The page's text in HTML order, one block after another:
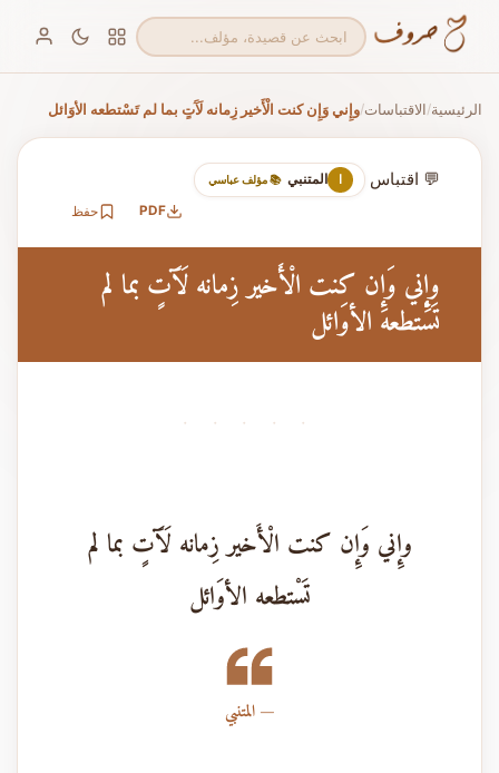
الرئيسية/الاقتباسات/وإِني وَإِن كنت الْأَخير زِمانه لَآَتٍ بما لم تَسْتطعه الأوَائل
💬 اقتباس ا المتنبي 📚 مؤلف عباسي
PDF حفظ
وإِني وَإِن كنت الْأَخير زِمانه لَآَتٍ بما لم
تَسْتطعه الأوَائل
· · · · ·
وإِني وَإِن كنت الْأَخير زِمانه لَآَتٍ بما لم
تَسْتطعه الأوَائل
المتنبي